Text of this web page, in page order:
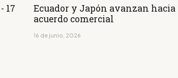
17
Ecuador y Japón avanzan hacia
acuerdo comercial
16 de junio, 2026